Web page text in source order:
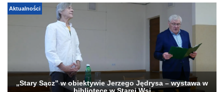
Aktualności
„Stary Sącz” w obiektywie Jerzego Jędrysa – wystawa w